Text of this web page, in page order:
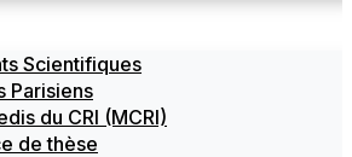
Scientifiques
Parisiens
du CRI (MCRI)
de thèse